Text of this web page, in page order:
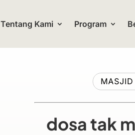
Tentang Kami Program
dosa tak